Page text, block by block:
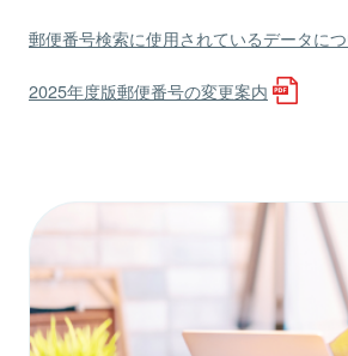
郵便番号検索に使用されているデータに
2025年度版郵便番号の変更案内